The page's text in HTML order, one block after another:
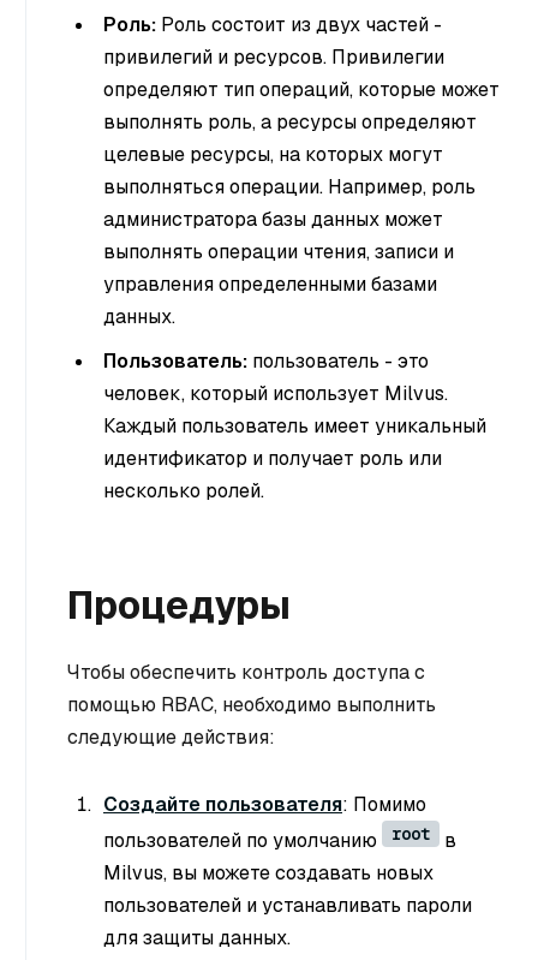
Роль: Роль состоит из двух частей -
привилегий и ресурсов. Привилегии
определяют тип операций, которые может
выполнять роль, а ресурсы определяют
целевые ресурсы, на которых могут
выполняться операции. Например, роль
администратора базы данных может
выполнять операции чтения, записи и
управления определенными базами
данных.
Пользователь: пользователь - это
человек, который использует Milvus.
Каждый пользователь имеет уникальный
идентификатор и получает роль или
несколько ролей.
Процедуры
Чтобы обеспечить контроль доступа с
помощью RBAC, необходимо выполнить
следующие действия:
Создайте пользователя: Помимо
пользователей по умолчанию
root
в
Milvus, вы можете создавать новых
пользователей и устанавливать пароли
для защиты данных.